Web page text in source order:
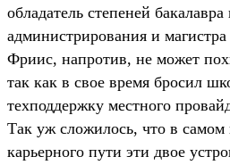
обладатель степеней
администрирования и
Фриис, напротив, не может
так как в свое время бросил
техподдержку местного
Так уж сложилось, что в самом
карьерного пути эти двое